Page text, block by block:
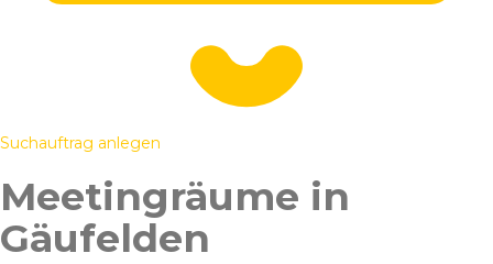
Suchauftrag anlegen
Meetingräume in
Gäufelden